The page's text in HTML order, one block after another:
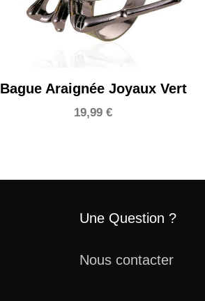
Bague Araignée Joyaux Vert
19,99€
Une Question ?
Nous contacter